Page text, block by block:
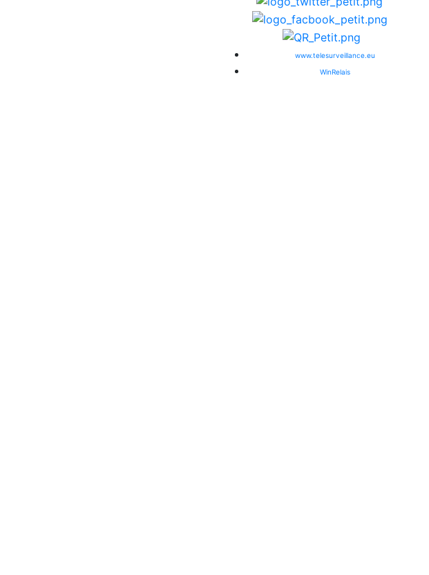
www.telesurveillance.eu
WinRelais